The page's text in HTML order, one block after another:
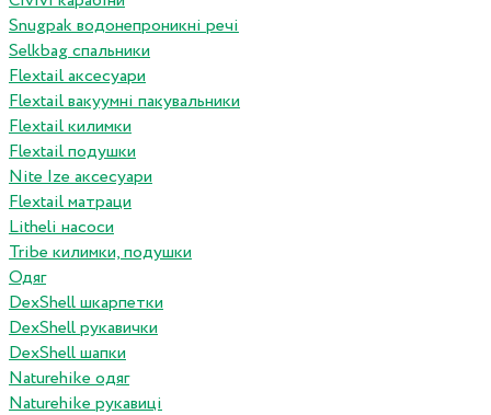
Snugpak водонепроникні речі
Selkbag спальники
Flextail аксесуари
Flextail вакуумні пакувальники
Flextail килимки
Flextail подушки
Nite Ize аксесуари
Flextail матраци
Litheli насоси
Tribe килимки, подушки
Одяг
DexShell шкарпетки
DexShell рукавички
DexShell шапки
Naturehike одяг
Naturehike рукавиці